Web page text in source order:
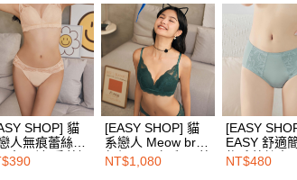
SHOP] 貓
人無痕蕾絲低
角內褲-香草奶
[EASY SHOP] 貓
系戀人 Meow bra
無鋼圈內衣-鼠尾草
NT$1,080
[EASY SHOP]
EASY 舒適
物系蕾絲中
內褲-雲霧藍
NT$480